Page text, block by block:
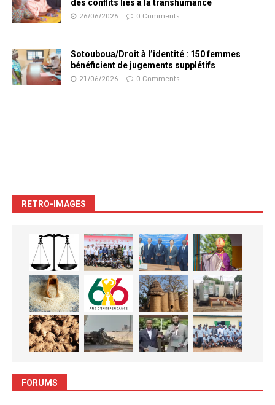
des conflits liés à la transhumance
26/06/2026 0 Comments
Sotouboua/Droit à l’identité : 150 femmes
bénéficient de jugements supplétifs
21/06/2026 0 Comments
RETRO-IMAGES
FORUMS